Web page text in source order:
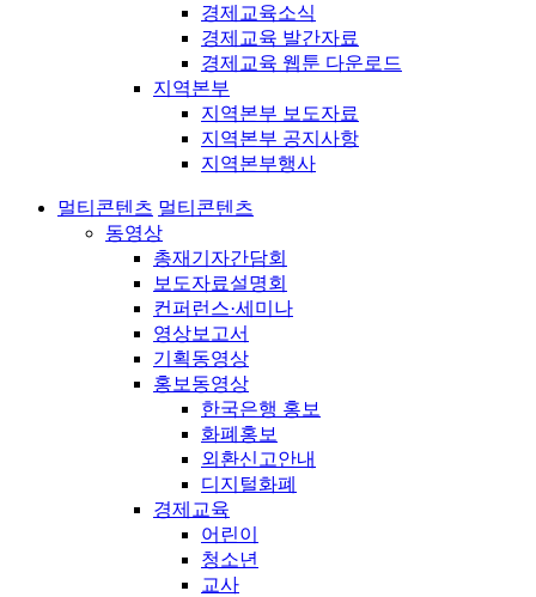
경제교육소식
경제교육 발간자료
경제교육 웹툰 다운로드
지역본부
지역본부 보도자료
지역본부 공지사항
지역본부행사
멀티콘텐츠 멀티콘텐츠
동영상
총재기자간담회
보도자료설명회
컨퍼런스·세미나
영상보고서
기획동영상
홍보동영상
한국은행 홍보
화폐홍보
외환신고안내
디지털화폐
경제교육
어린이
청소년
교사